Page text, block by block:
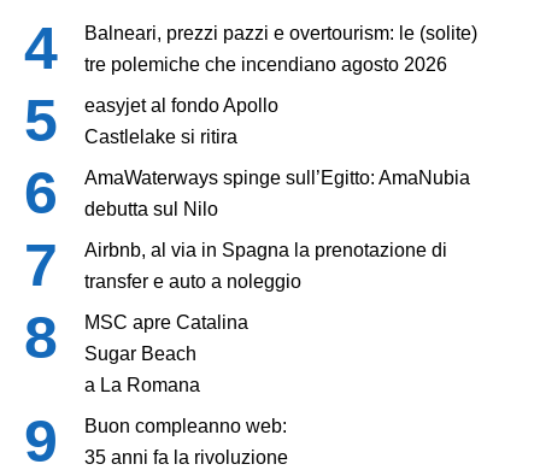
Balneari, prezzi pazzi e overtourism: le (solite)
tre polemiche che incendiano agosto 2026
easyjet al fondo Apollo
Castlelake si ritira
AmaWaterways spinge sull’Egitto: AmaNubia
debutta sul Nilo
Airbnb, al via in Spagna la prenotazione di
transfer e auto a noleggio
MSC apre Catalina
Sugar Beach
a La Romana
Buon compleanno web:
35 anni fa la rivoluzione